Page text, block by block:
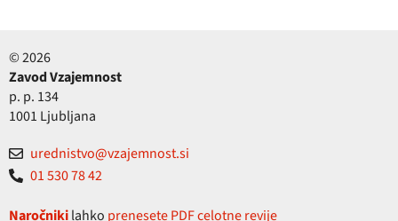
© 2026
Zavod Vzajemnost
p. p. 134
1001 Ljubljana
urednistvo@vzajemnost.si
01 530 78 42
Naročnikilahko prenesete PDF celotne revije